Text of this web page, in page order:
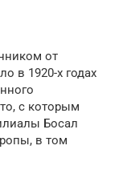
от
в 1920-х годах
с которым
Босал
в том